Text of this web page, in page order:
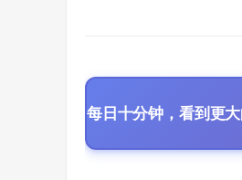
每日十分钟，看到更